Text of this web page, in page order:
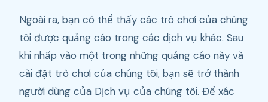
Ngoài ra, bạn có thể thấy các trò chơi của chúng
tôi được quảng cáo trong các dịch vụ khác. Sau
khi nhấp vào một trong những quảng cáo này và
cài đặt trò chơi của chúng tôi, bạn sẽ trở thành
người dùng của Dịch vụ của chúng tôi. Để xác